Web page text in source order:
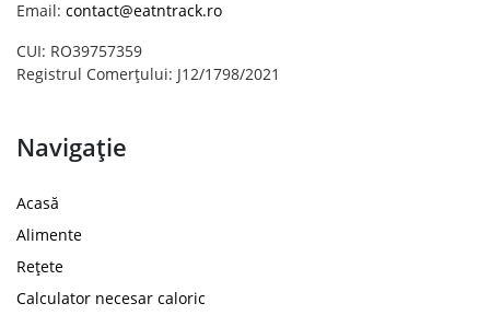
Email: contact@eatntrack.ro
CUI: RO39757359
Registrul Comerțului: J12/1798/2021
Navigație
Acasă
Alimente
Rețete
Calculator necesar caloric